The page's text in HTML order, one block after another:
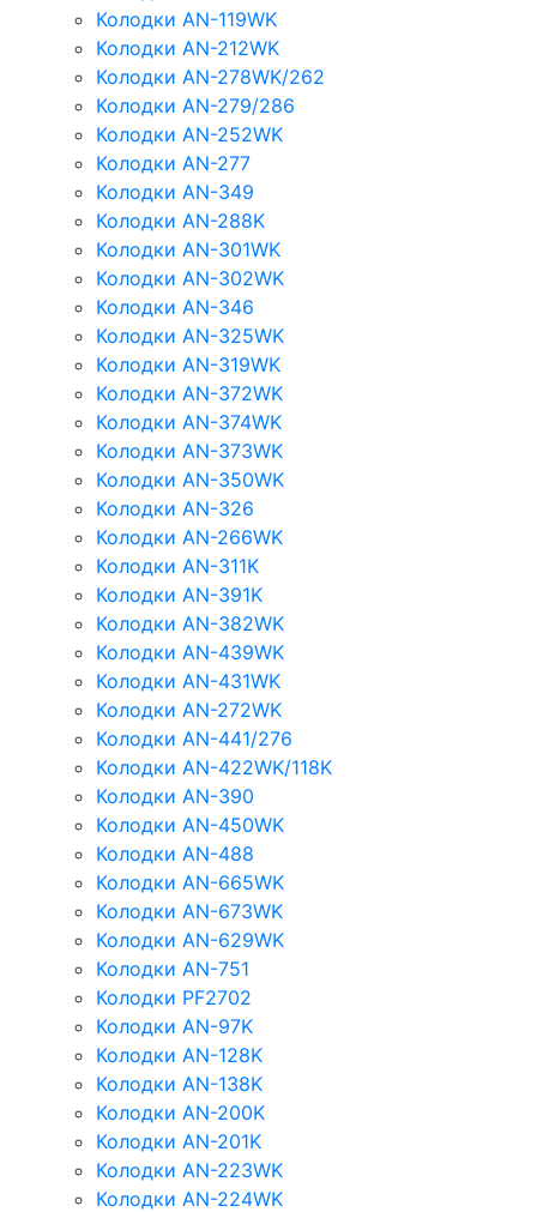
Колодки AN-119WK
Колодки AN-212WK
Колодки AN-278WK/262
Колодки AN-279/286
Колодки AN-252WK
Колодки AN-277
Колодки AN-349
Колодки AN-288K
Колодки AN-301WK
Колодки AN-302WK
Колодки AN-346
Колодки AN-325WK
Колодки AN-319WK
Колодки AN-372WK
Колодки AN-374WK
Колодки AN-373WK
Колодки AN-350WK
Колодки AN-326
Колодки AN-266WK
Колодки AN-311K
Колодки AN-391K
Колодки AN-382WK
Колодки AN-439WK
Колодки AN-431WK
Колодки AN-272WK
Колодки AN-441/276
Колодки AN-422WK/118K
Колодки AN-390
Колодки AN-450WK
Колодки AN-488
Колодки AN-665WK
Колодки AN-673WK
Колодки AN-629WK
Колодки AN-751
Колодки PF2702
Колодки AN-97K
Колодки AN-128K
Колодки AN-138K
Колодки AN-200K
Колодки AN-201K
Колодки AN-223WK
Колодки AN-224WK